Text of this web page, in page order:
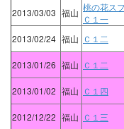
2013/03/03 福山 桃の花ス
Ｃ１一
2013/02/24 福山 Ｃ１二
2013/01/26 福山 Ｃ１二
2013/01/02 福山 Ｃ１四
2012/12/22 福山 Ｃ１三